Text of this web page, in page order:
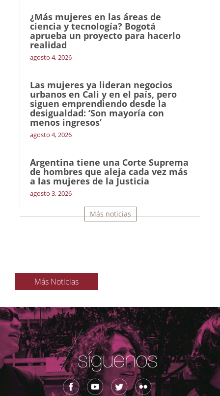
¿Más mujeres en las áreas de
ciencia y tecnología? Bogotá
aprueba un proyecto para hacerlo
realidad
agosto 4, 2026
Las mujeres ya lideran negocios
urbanos en Cali y en el país, pero
siguen emprendiendo desde la
desigualdad: ‘Son mayoría con
menos ingresos’
agosto 4, 2026
Argentina tiene una Corte Suprema
de hombres que aleja cada vez más
a las mujeres de la Justicia
agosto 3, 2026
Más noticias
Más Noticias